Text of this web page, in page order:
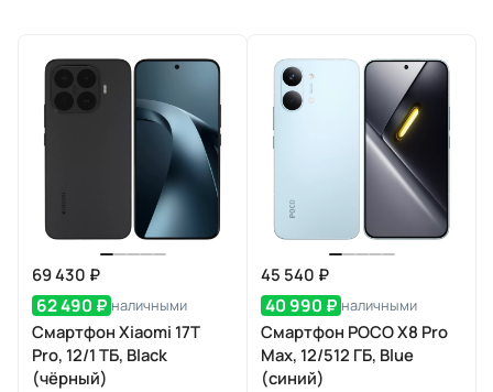
69 430 ₽
62 490 ₽ наличными
Смартфон Xiaomi 17T
Pro, 12/1 ТБ, Black
(чёрный)
45 540 ₽
40 990 ₽ наличными
Смартфон POCO X8 Pro
Max, 12/512 ГБ, Blue
(синий)